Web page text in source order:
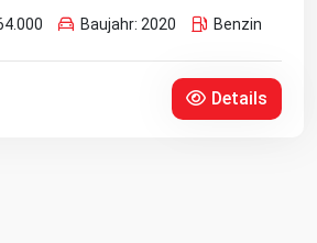
Baujahr: 2020 Benzin
Details